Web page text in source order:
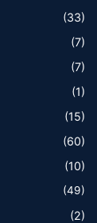
(33)
(7)
(7)
(1)
(15)
(60)
(10)
(49)
(2)